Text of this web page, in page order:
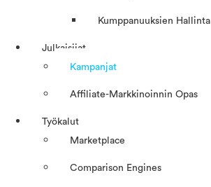
Kumppanuuksien Hallinta
Julkaisijat
Kampanjat
Affiliate-Markkinoinnin Opas
Työkalut
Marketplace
Comparison Engines